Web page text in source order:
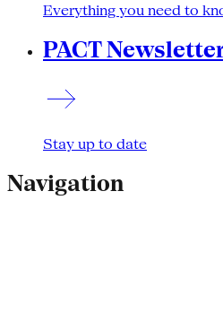
Everything you need to
PACT
Stay up to date
Navigation